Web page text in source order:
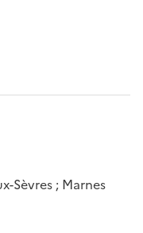
Sèvres ; Marnes